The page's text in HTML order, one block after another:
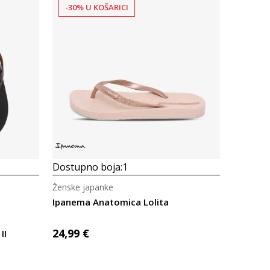
-30% U KOŠARICI
Dostupno boja:1
Ipanema Anatomica Lolita
Ženske japanke
24,99 €